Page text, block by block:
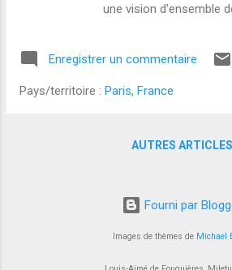
une vision d'ensemble
Enregistrer un commentaire
Pays/territoire : Paris, France
AUTRES ARTICLES
Fourni par
Images de thèmes de Michael